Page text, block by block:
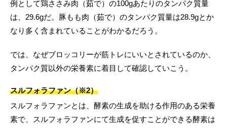
例として鶏ささみ肉（茹で）の100gあたりのタンパク質量
は、29.6gだ。豚もも肉（茹で）のタンパク質量は28.9gとか
なり多く含まれていることがわかるだろう。
では、なぜブロッコリーが筋トレにいいとされているのか、
タンパク質以外の栄養素に着目して確認していこう。
スルフォラファン（※2）
スルフォラファンとは、酵素の生成を助ける作用のある栄養
素で、スルフォラファンにて生成を促すことができる酵素は